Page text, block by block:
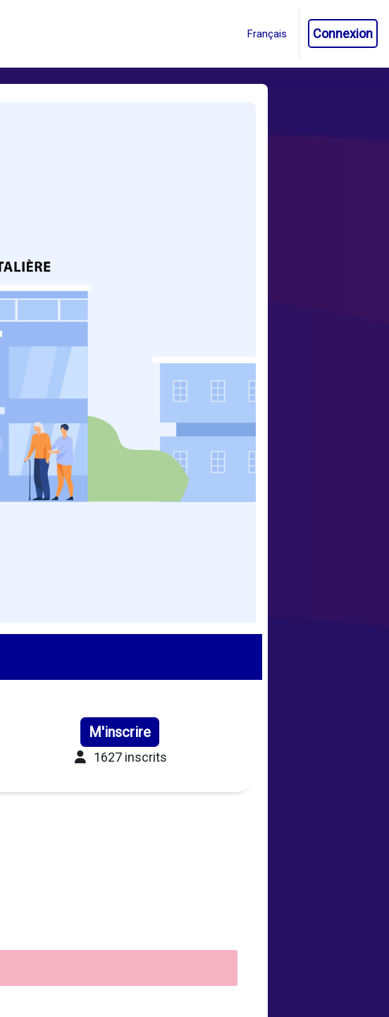
Connexion
M'inscrire
1627 inscrits